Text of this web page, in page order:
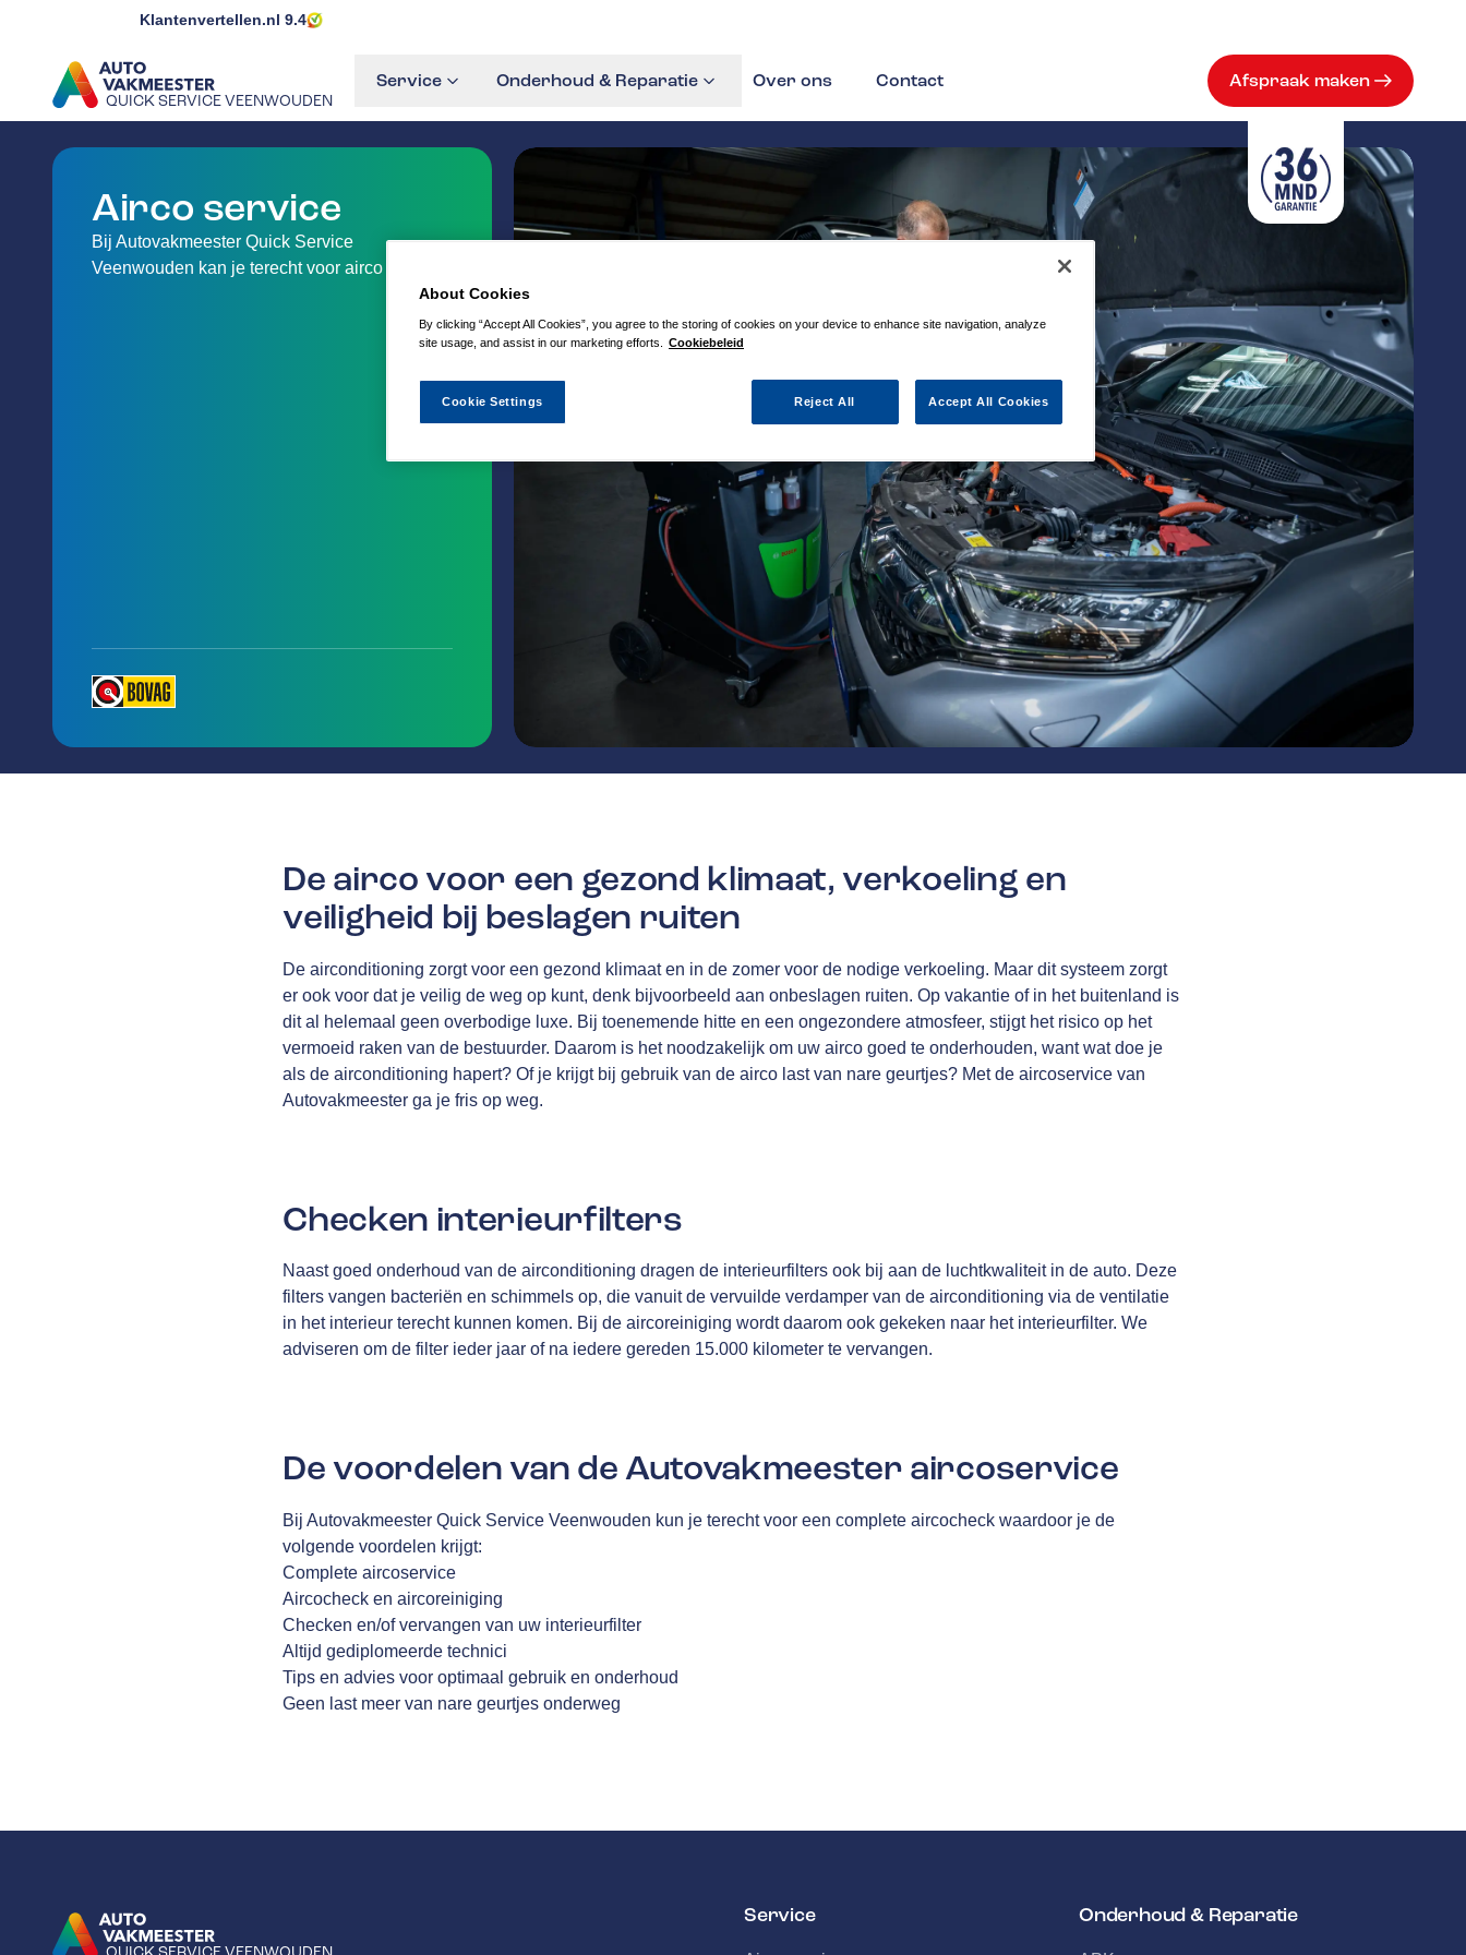
Klantenvertellen.nl 9.4
QUICK SERVICE VEENWOUDEN
GA NAAR DE HOMEPAGINA
Service Onderhoud & Reparatie Over ons Contact Afspraak maken
Airco service
Bij Autovakmeester Quick Service
Veenwouden kan je terecht voor airco service.
De airco voor een gezond klimaat, verkoeling en
veiligheid bij beslagen ruiten
De airconditioning zorgt voor een gezond klimaat en in de zomer voor de nodige verkoeling. Maar dit systeem zorgt
er ook voor dat je veilig de weg op kunt, denk bijvoorbeeld aan onbeslagen ruiten. Op vakantie of in het buitenland is
dit al helemaal geen overbodige luxe. Bij toenemende hitte en een ongezondere atmosfeer, stijgt het risico op het
vermoeid raken van de bestuurder. Daarom is het noodzakelijk om uw airco goed te onderhouden, want wat doe je
als de airconditioning hapert? Of je krijgt bij gebruik van de airco last van nare geurtjes? Met de aircoservice van
Autovakmeester ga je fris op weg.
Checken interieurfilters
Naast goed onderhoud van de airconditioning dragen de interieurfilters ook bij aan de luchtkwaliteit in de auto. Deze
filters vangen bacteriën en schimmels op, die vanuit de vervuilde verdamper van de airconditioning via de ventilatie
in het interieur terecht kunnen komen. Bij de aircoreiniging wordt daarom ook gekeken naar het interieurfilter. We
adviseren om de filter ieder jaar of na iedere gereden 15.000 kilometer te vervangen.
De voordelen van de Autovakmeester aircoservice
Bij Autovakmeester Quick Service Veenwouden kun je terecht voor een complete aircocheck waardoor je de
volgende voordelen krijgt:
Complete aircoservice
Aircocheck en aircoreiniging
Checken en/of vervangen van uw interieurfilter
Altijd gediplomeerde technici
Tips en advies voor optimaal gebruik en onderhoud
Geen last meer van nare geurtjes onderweg
Service Onderhoud & Reparatie
About Cookies
By clicking “Accept All Cookies”, you agree to the storing of cookies on your device to enhance site navigation, analyze
site usage, and assist in our marketing efforts.
Cookiebeleid
Reject All Accept All Cookies
Cookie Settings